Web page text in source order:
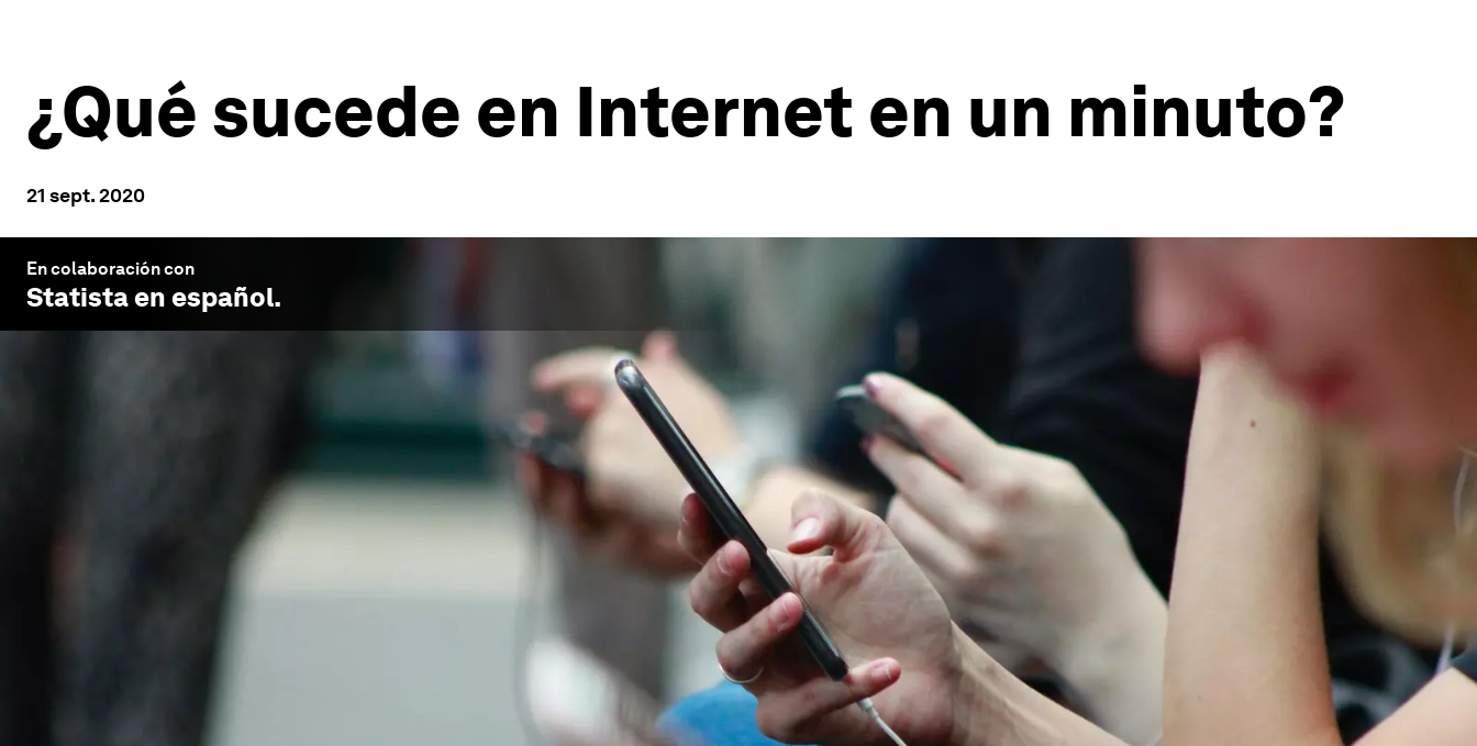
¿Qué sucede en Internet en un minuto?
21 sept. 2020
En colaboración con
Statista en español.